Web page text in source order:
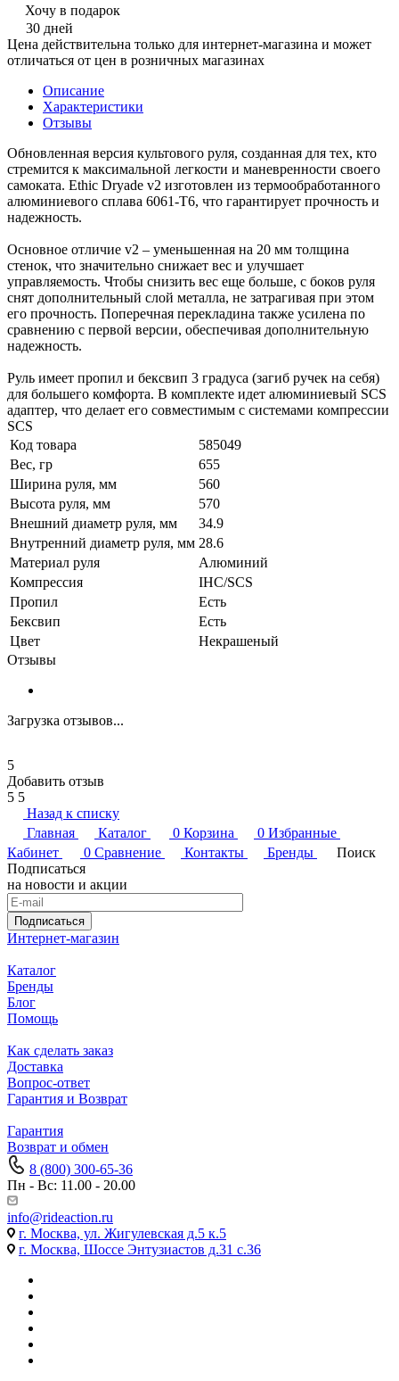
Хочу в подарок
30 дней
Цена действительна только для интернет-магазина и может
отличаться от цен в розничных магазинах
Описание
Характеристики
Отзывы
Обновленная версия культового руля, созданная для тех, кто
стремится к максимальной легкости и маневренности своего
самоката. Ethic Dryade v2 изготовлен из термообработанного
алюминиевого сплава 6061-Т6, что гарантирует прочность и
надежность.
Основное отличие v2 – уменьшенная на 20 мм толщина
стенок, что значительно снижает вес и улучшает
управляемость. Чтобы снизить вес еще больше, с боков руля
снят дополнительный слой металла, не затрагивая при этом
его прочность. Поперечная перекладина также усилена по
сравнению с первой версии, обеспечивая дополнительную
надежность.
Руль имеет пропил и бексвип 3 градуса (загиб ручек на себя)
для большего комфорта. В комплекте идет алюминиевый SCS
адаптер, что делает его совместимым с системами компрессии
SCS
Код товара
585049
Вес, гр
655
Ширина руля, мм
560
Высота руля, мм
570
Внешний диаметр руля, мм
34.9
Внутренний диаметр руля, мм 28.6
Материал руля
Алюминий
Компрессия
IHC/SCS
Пропил
Есть
Бексвип
Есть
Цвет
Некрашеный
Отзывы
Загрузка отзывов...
5
Добавить отзыв
5 5
Назад к списку
Главная
Каталог 0 Корзина 0 Избранные
Кабинет
0 Сравнение Контакты Бренды
Поиск
Подписаться
на новости и акции
Подписаться
Интернет-магазин
Каталог
Бренды
Блог
Помощь
Как сделать заказ
Доставка
Вопрос-ответ
Гарантия и Возврат
Гарантия
Возврат и обмен
8 (800) 300-65-36
Пн - Вс: 11.00 - 20.00
info@rideaction.ru
г. Москва, ул. Жигулевская д.5 к.5
г. Москва, Шоссе Энтузиастов д.31 с.36